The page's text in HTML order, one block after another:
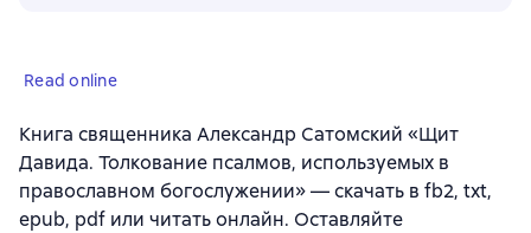
Read online
Книга священника Александр Сатомский «Щит
Давида. Толкование псалмов, используемых в
православном богослужении» — скачать в fb2, txt,
epub, pdf или читать онлайн. Оставляйте